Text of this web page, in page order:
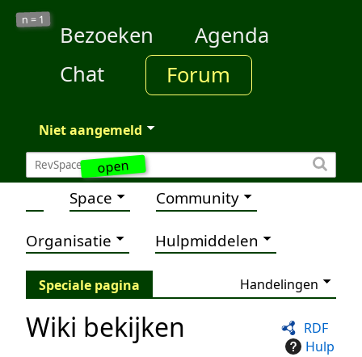
open
n = 1
Bezoeken
Agenda
Chat
Forum
Niet aangemeld
Space Community
Organisatie Hulpmiddelen
Speciale pagina Handelingen
RDF
Hulp
Wiki bekijken